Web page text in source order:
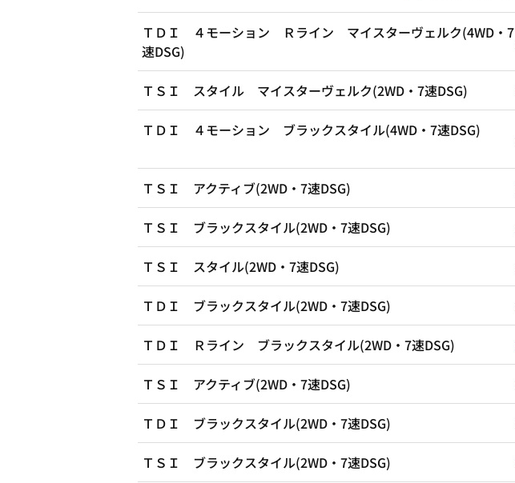
ＴＤＩ ４モーション Ｒライン マイスターヴェルク(4WD・7
速DSG)
ＴＳＩ スタイル マイスターヴェルク(2WD・7速DSG)
ＴＤＩ ４モーション ブラックスタイル(4WD・7速DSG)
ＴＳＩ アクティブ(2WD・7速DSG)
ＴＳＩ ブラックスタイル(2WD・7速DSG)
ＴＳＩ スタイル(2WD・7速DSG)
ＴＤＩ ブラックスタイル(2WD・7速DSG)
ＴＤＩ Ｒライン ブラックスタイル(2WD・7速DSG)
ＴＳＩ アクティブ(2WD・7速DSG)
ＴＤＩ ブラックスタイル(2WD・7速DSG)
ＴＳＩ ブラックスタイル(2WD・7速DSG)